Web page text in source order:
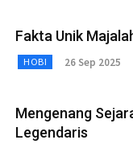
Fakta Unik
HOBI 26 Sep 2025
Mengenang
Legendaris